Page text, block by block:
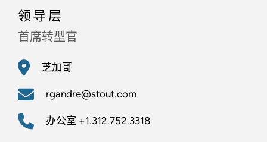
领导层
首席转型官
芝加哥
rgandre@stout.com
办公室 +1.312.752.3318